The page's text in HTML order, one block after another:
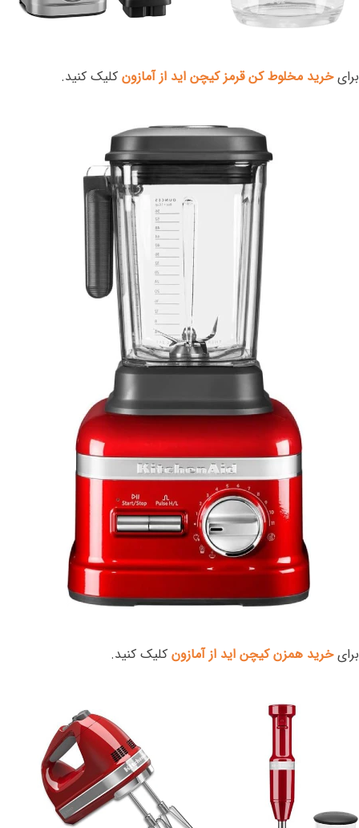
برایخرید مخلوط کن قرمز کیچن اید از آمازون کلیک کنید.
برایخرید همزن کیچن اید از آمازون کلیک کنید.